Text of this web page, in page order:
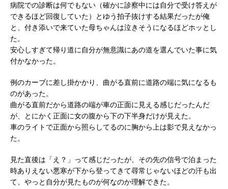
病院での診断は何でもない（確かに診察中には自分で受け答えが
できるほど回復していた）とゆう拍子抜けする結果だったが俺
と、付き添いで来ていた母ちゃんは泣きそうになるほどホッとし
た。
安心しすぎて帰り道に自分が無意識にあの道を選んでいた事に気
付かなかった。
例のカーブに差し掛かかり、曲がる直前に道路の端に気になるも
のがあった。
曲がる直前だから道路の端が車の正面に見える感じだったんだ
が、とにかく正面に女の腹から下の下半身だけが見えた。
車のライトで正面から照らしてるのに胸から上は影で見えなかっ
た。
見た直後は「え？」って感じだったが、その先の信号で泊まった
時ありえない悪寒が下から登ってきて尋常じゃないほどの汗も出
て、やっと自分が見たものが何なのか理解できた。